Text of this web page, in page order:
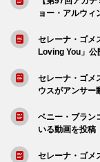
ョー・アルウィ
セレーナ・ゴメ
Loving You」公
セレーナ・ゴメ
ウスがアンサー
ベニー・ブラン
いる動画を投稿
セレーナ・ゴメ